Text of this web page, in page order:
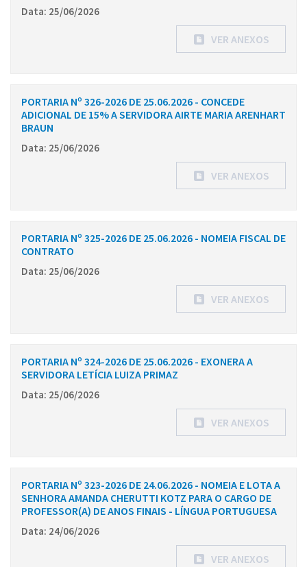
Data: 25/06/2026
VER ANEXOS
PORTARIA Nº 326-2026 DE 25.06.2026 - CONCEDE
ADICIONAL DE 15% A SERVIDORA AIRTE MARIA ARENHART
BRAUN
Data: 25/06/2026
VER ANEXOS
PORTARIA Nº 325-2026 DE 25.06.2026 - NOMEIA FISCAL DE
CONTRATO
Data: 25/06/2026
VER ANEXOS
PORTARIA Nº 324-2026 DE 25.06.2026 - EXONERA A
SERVIDORA LETÍCIA LUIZA PRIMAZ
Data: 25/06/2026
VER ANEXOS
PORTARIA Nº 323-2026 DE 24.06.2026 - NOMEIA E LOTA A
SENHORA AMANDA CHERUTTI KOTZ PARA O CARGO DE
PROFESSOR(A) DE ANOS FINAIS - LÍNGUA PORTUGUESA
Data: 24/06/2026
VER ANEXOS